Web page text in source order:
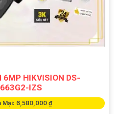
6MP HIKVISION DS-
IZS
Mại: 6,580,000 ₫